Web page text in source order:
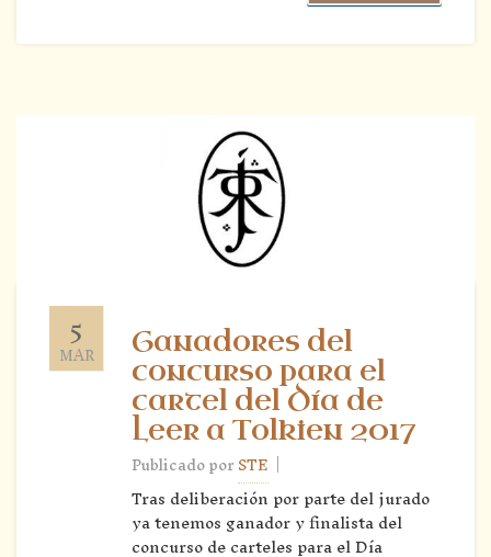
5
MAR
Ganadores del
concurso para el
cartel del Día de
Leer a Tolkien 2017
Publicado porSTE |
Tras deliberación por parte del jurado
ya tenemos ganador y finalista del
concurso de carteles para el Día